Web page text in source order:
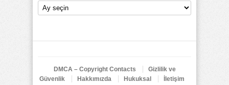
DMCA – Copyright Contacts
Gizlilik ve
Güvenlik
Hakkımızda Hukuksal İletişim